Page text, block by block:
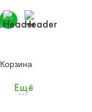
Корзина
Ещё
...